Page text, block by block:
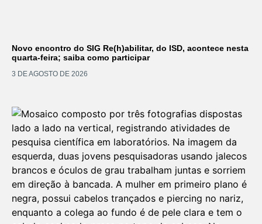
Novo encontro do SIG Re(h)abilitar, do ISD, acontece nesta
quarta-feira; saiba como participar
3 DE AGOSTO DE 2026